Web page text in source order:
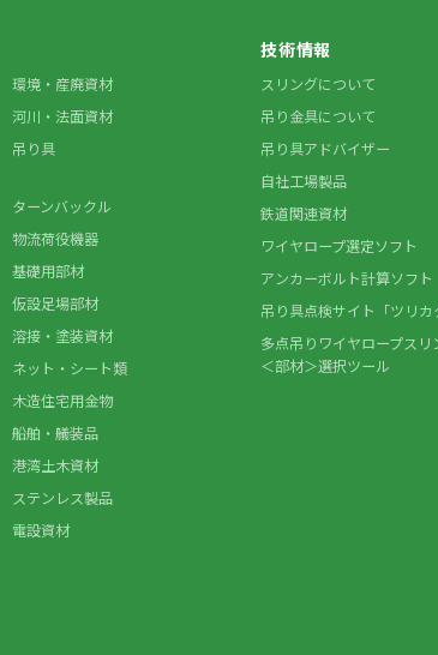
環境・産廃資材
河川・法面資材
吊り具
ターンバックル
物流荷役機器
基礎用部材
仮設足場部材
溶接・塗装資材
ネット・シート類
木造住宅用金物
船舶・艤装品
港湾土木資材
ステンレス製品
電設資材
技術情報
スリングについて
吊り金具について
吊り具アドバイザー
自社工場製品
鉄道関連資材
ワイヤロープ選定ソフト
アンカーボルト計算ソフト
吊り具点検サイト「ツリカ
多点吊りワイヤロープスリ
＜部材＞選択ツール